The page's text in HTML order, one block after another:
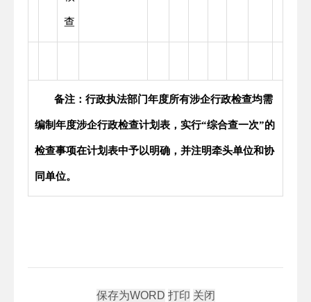
查
备注：行政执法部门年度所有涉企行政检查均需
编制年度涉企行政检查计划表，实行“综合查一次”的
检查事项在计划表中予以明确，并注明牵头单位和协
同单位。